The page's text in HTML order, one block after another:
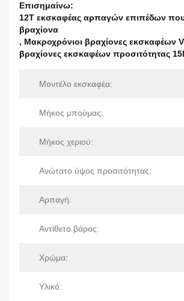
Επισημαίνω:
12T εκσκαφέας αρπαγών επιπέδων που
βραχίονα
, Μακροχρόνιοι βραχίονες εκσκαφέων
βραχίονες εκσκαφέων προσιτότητας
Μοντέλο εκσκαφέα:
Μήκος μπούμας:
Μήκος χεριού:
Ανώτατο ύψος προσιτότητας:
Αρπαγή:
Αντίθετο βάρος:
Χρώμα:
Υλικό: